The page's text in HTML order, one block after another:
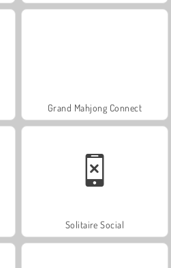
Grand Mahjong Connect
Solitaire Social